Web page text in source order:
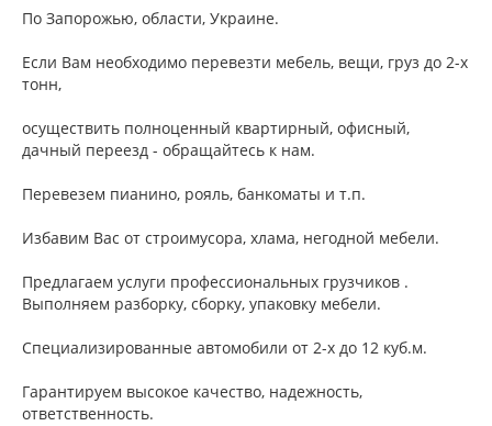
По Запорожью, области, Украине.
Если Вам необходимо перевезти мебель, вещи, груз до 2-х
тонн,
осуществить полноценный квартирный, офисный,
дачный переезд - обращайтесь к нам.
Перевезем пианино, рояль, банкоматы и т.п.
Избавим Вас от строимусора, хлама, негодной мебели.
Предлагаем услуги профессиональных грузчиков .
Выполняем разборку, сборку, упаковку мебели.
Специализированные автомобили от 2-х до 12 куб.м.
Гарантируем высокое качество, надежность,
ответственность.